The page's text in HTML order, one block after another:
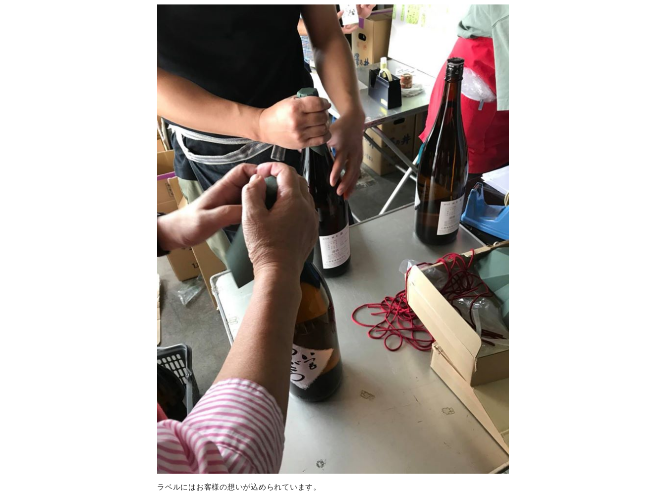
ラベルにはお客様の想いが込められています。